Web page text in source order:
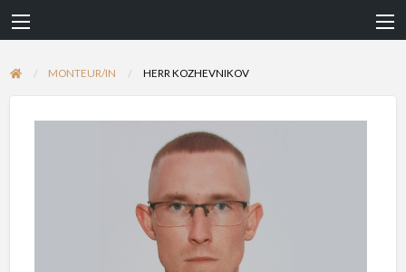
MONTEUR/IN HERR KOZHEVNIKOV